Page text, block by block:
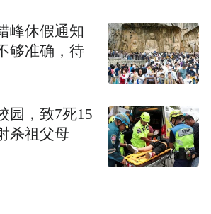
冰箱进行清洁和消毒。避免
在冰箱中，尤其要及时清理
存放食品时，应注意生熟食
能密封的尽量密封， 不能密
峰休假通知
够准确，待
园，致7死15
杀祖父母